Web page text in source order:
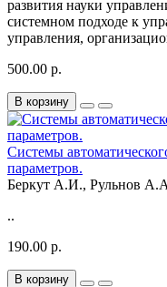
развития науки
системном подходе к
управления,
500.00 р.
В корзину
Системы
параметров.
Беркут А.И., Рульнов
..
190.00 р.
В корзину